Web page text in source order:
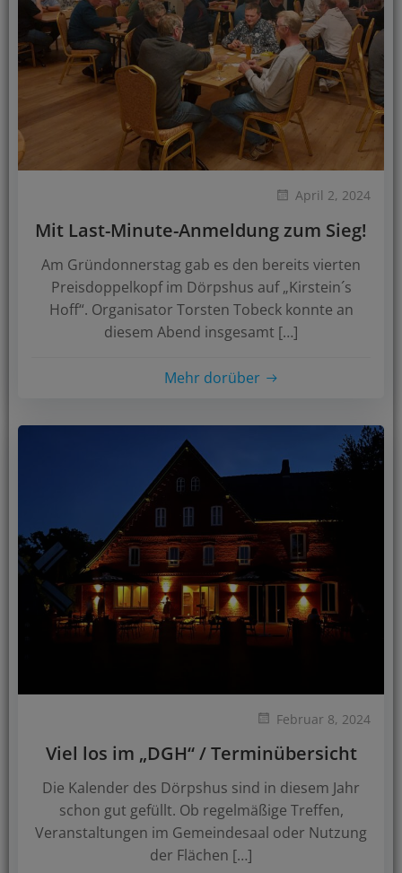
April 2, 2024
Mit Last-Minute-Anmeldung zum Sieg!
Am Gründonnerstag gab es den bereits vierten
Preisdoppelkopf im Dörpshus auf „Kirstein´s
Hoff“. Organisator Torsten Tobeck konnte an
diesem Abend insgesamt […]
Mehr dorüber
Februar 8, 2024
Viel los im „DGH“ / Terminübersicht
Die Kalender des Dörpshus sind in diesem Jahr
schon gut gefüllt. Ob regelmäßige Treffen,
Veranstaltungen im Gemeindesaal oder Nutzung
der Flächen […]